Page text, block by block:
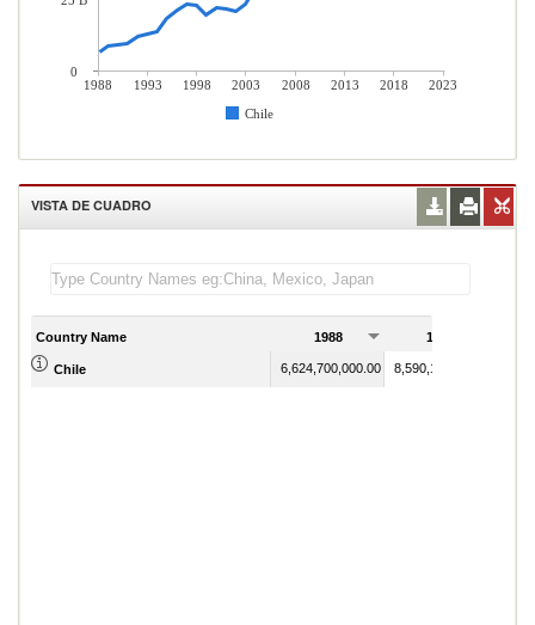
1988 1993 1998 2003 2008 2013 2018
2023
Chile
0
VISTA DE CUADRO
Country Name 1988 1989
Chile 6,624,700,000.00 8,590,110,000.00